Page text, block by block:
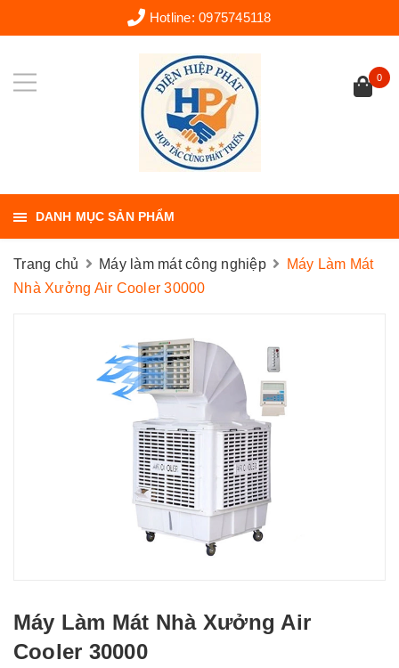
Hotline:0975745118
0
DANH MỤC SẢN PHẨM
Trang chủ Máy làm mát công nghiệp
Máy Làm Mát
Nhà Xưởng Air Cooler 30000
Máy Làm Mát Nhà Xưởng Air
Cooler 30000